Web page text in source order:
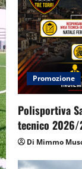
Promozione
Polisportiva
tecnico 2026/
Di Mimmo